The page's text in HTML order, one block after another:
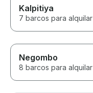
Kalpitiya
7 barcos para alquilar
Negombo
8 barcos para alquilar